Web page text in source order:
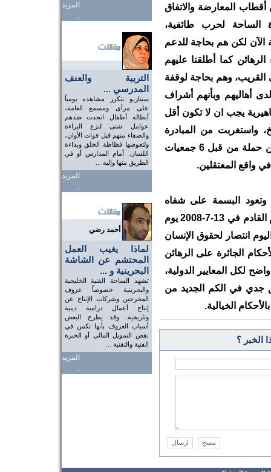
المزيد
..
التربية والعنف
المدرسي ...
سيناريو تتكرر مشاهده يومياً
على مرأى ومسمع العامة،
أبطاله أطفال اتحدت ضدهم
عوامل شتى لنزع البراءة
والصفاء منهم قبل فوات الأوان،
ولتعوضها فظاظة الخلق وبذاءة
اللسان. أمام المدارس أو في
الطريق منها وإليه ...
المزيد
..
أحمد رضي
لماذا يغيب العمل
المحتشم عن الشاشة
البحرينية و ...
تشهد الساحة الفنية الخليجية
والبحرينية خصوصاً عزوف
المخرجين وشركات الإنتاج عن
إنتاج أعمال درامية دينية
وتاريخية. وقد يطرح البعض
أسباب العزوف بأنها تكمن في
نقص التمويل المالي أو الخبرة
الفنية والتقنية ...
المزيد
..
أقطاب المعارضة والاتفاق
الساحة لحرب طائفية،
الآن لكن هم بحاجة للدعم
كما أطلقنا عليهم
وهم بحاجة لوقفة
أهاليهم وبأنهم أشراف
يجب ان لا تكون أقل
واستغربت من المبادرة
المتأخرة ونحمد الله على وجودها وهي تدشين حملة من قبل 6 جمعيات
واقع المعتقلين.
وتعود البسمة على شفاه
الجميع، ونتمنى ان لا يكون يوم النطق بالحكم القادم في 13-7-2008 يوم
انتصار لحقوق الإنسان
الجائرة على الرهائن
لكل المعايير الدولية،
جدي في الكم الجديد من
الخيالية.
الخبر ؟